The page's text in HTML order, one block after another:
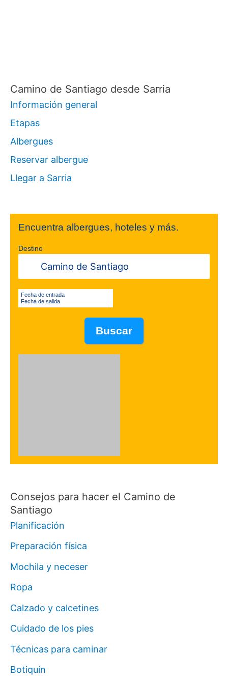
Camino de Santiago desde Sarria
Información general
Etapas
Albergues
Reservar albergue
Llegar a Sarria
Encuentra albergues, hoteles y más.
Destino
Fecha de entrada
Fecha de salida
Consejos para hacer el Camino de
Santiago
Planificación
Preparación física
Mochila y neceser
Ropa
Calzado y calcetines
Cuidado de los pies
Técnicas para caminar
Botiquín